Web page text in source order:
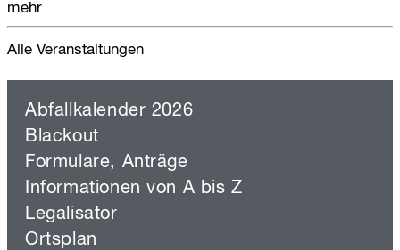
mehr
Alle Veranstaltungen
Abfallkalender 2026
Blackout
Formulare, Anträge
Informationen von A bis Z
Legalisator
Ortsplan